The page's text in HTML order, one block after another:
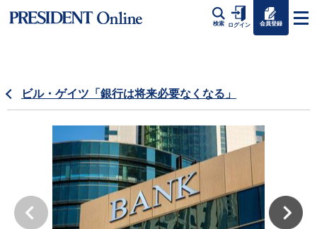
検索 ログイン 会員登録
ビル・ゲイツ「銀行は将来必要なくなる」